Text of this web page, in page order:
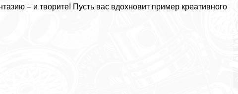
– и творите! Пусть вас вдохновит пример креативного